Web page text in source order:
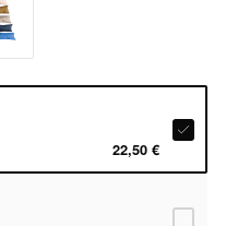
22,50 €